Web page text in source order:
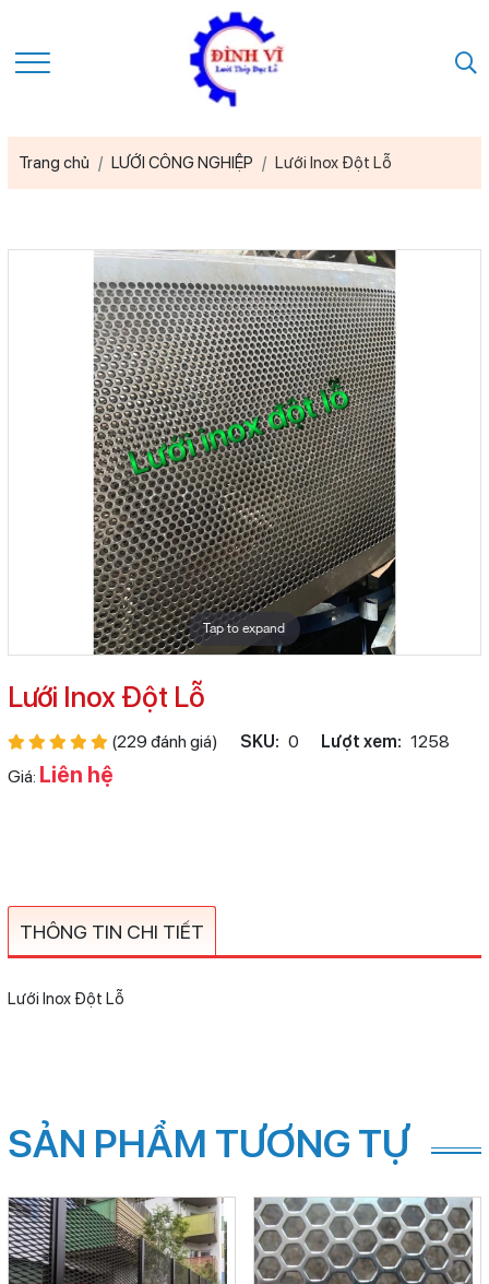
Trang chủ LƯỚI CÔNG NGHIỆP Lưới Inox Đột Lỗ
Tap to expand
Lưới Inox Đột Lỗ
(229 đánh giá) SKU: 0 Lượt xem: 1258
Giá: Liên hệ
THÔNG TIN CHI TIẾT
Lưới Inox Đột Lỗ
SẢN PHẨM TƯƠNG TỰ